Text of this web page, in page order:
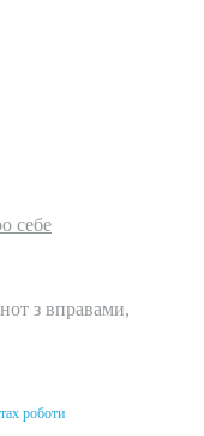
себе
з вправами,
роботи